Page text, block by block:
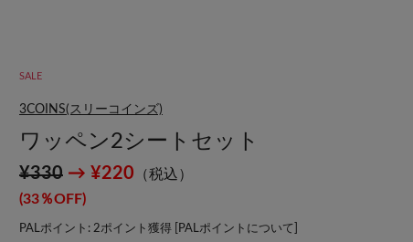
SALE
3COINS(スリーコインズ)
ワッペン2シートセット
¥330 → ¥220 （税込）
(33％OFF)
PALポイント: 2ポイント獲得 [ PALポイントについて